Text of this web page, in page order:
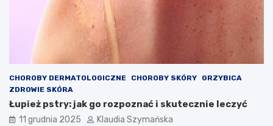
CHOROBY DERMATOLOGICZNE CHOROBY SKÓRY
GRZYBICA
ZDROWIE SKÓRA
Łupież pstry: jak go rozpoznać i skutecznie leczyć
11 grudnia 2025 Klaudia Szymańska